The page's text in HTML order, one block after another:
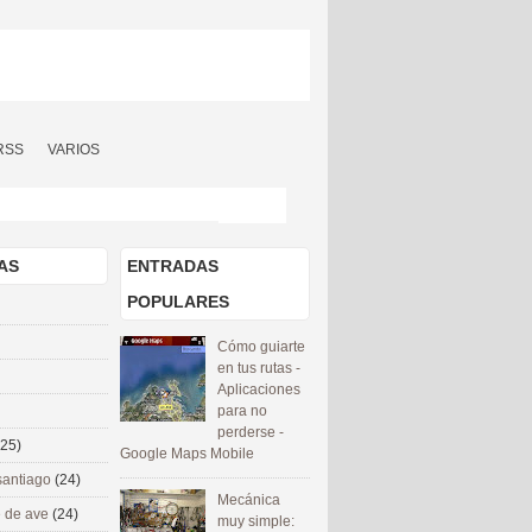
VARIOS
ENTRADAS
POPULARES
Cómo guiarte
en tus rutas -
Aplicaciones
para no
perderse -
Google Maps Mobile
Mecánica
muy simple:
(24)
de ave (24)